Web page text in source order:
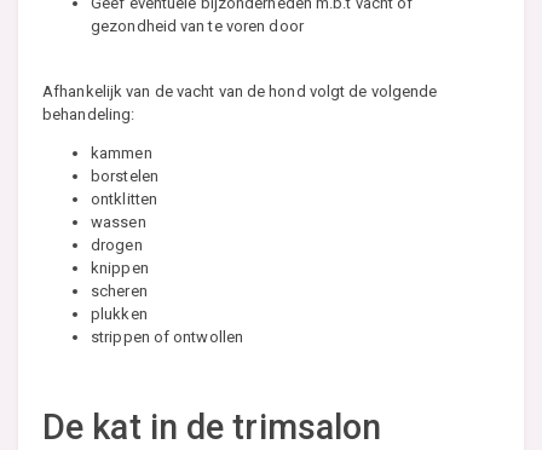
gezondheid van te voren door
Afhankelijk van de vacht van de hond volgt de volgende
behandeling:
kammen
borstelen
ontklitten
wassen
drogen
knippen
scheren
plukken
strippen of ontwollen
De kat in de trimsalon